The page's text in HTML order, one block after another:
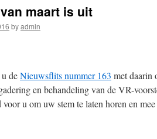
maart is uit
byadmin
deNieuwsflits nummer 163 met daarin
en behandeling van de VR-
u om uw stem te laten horen en